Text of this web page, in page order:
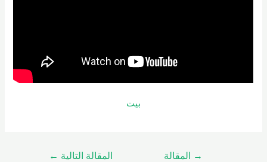
بيت
→
المقالة
المقالة التالية ←